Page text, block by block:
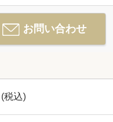
お問い合わせ
税込)